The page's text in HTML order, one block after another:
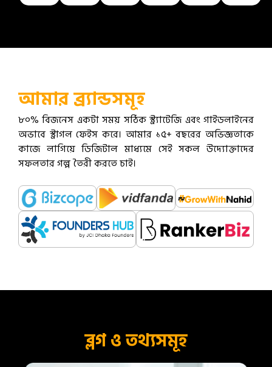
আমার ব্র্যান্ডসমূহ
৮০% বিজনেস একটা সময় সঠিক স্ট্র্যাটেজি এবং গাইডলাইনের
অভাবে স্ট্রাগল ফেইস করে। আমার ১৫+ বছরের অভিজ্ঞতাকে
কাজে লাগিয়ে ডিজিটাল মাধ্যমে সেই সকল উদ্যোক্তাদের
সফলতার গল্প তৈরী করতে চাই।
ব্লগ ও তথ্যসমূহ